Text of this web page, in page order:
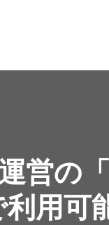
営の
用可